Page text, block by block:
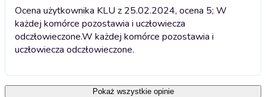
Ocena użytkownika KLU z 25.02.2024, ocena 5; W
każdej komórce pozostawia i uczłowiecza
odczłowieczone.W każdej komórce pozostawia i
uczłowiecza odczłowieczone.
Pokaż wszystkie opinie